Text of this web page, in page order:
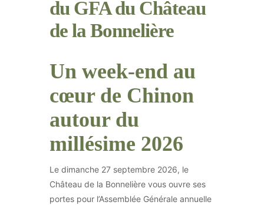
du GFA du Château
de la Bonnelière
Un week-end au
cœur de Chinon
autour du
millésime 2026
Le dimanche 27 septembre 2026, le
Château de la Bonnelière vous ouvre ses
portes pour l’Assemblée Générale annuelle